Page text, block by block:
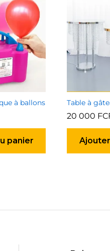
à ballons
panier
20 000